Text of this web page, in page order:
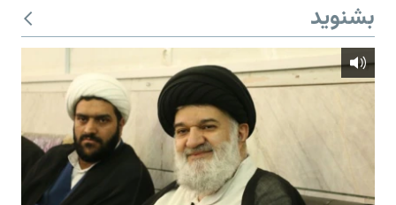
بشنوید